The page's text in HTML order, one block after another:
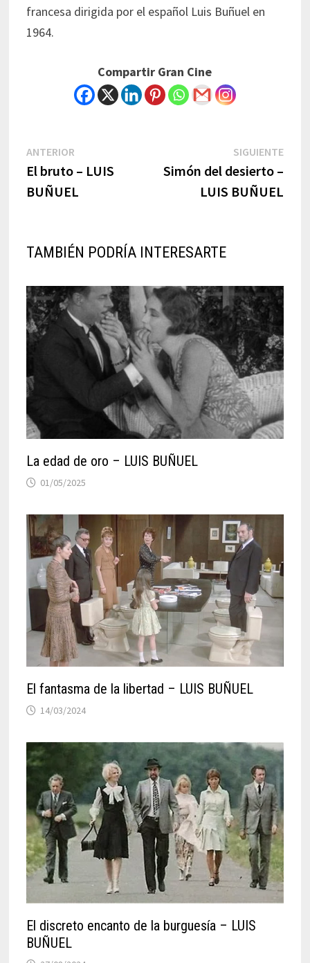
francesa dirigida por el español Luis Buñuel en
1964.
Compartir Gran Cine
Navegación
de
ANTERIOR
post:
El bruto – LUIS
BUÑUEL
SIGUIENTENext
post:
Simón del desierto –
LUIS BUÑUEL
TAMBIÉN PODRÍA INTERESARTE
La edad de oro – LUIS BUÑUEL
01/05/2025
El fantasma de la libertad – LUIS BUÑUEL
14/03/2024
El discreto encanto de la burguesía – LUIS
BUÑUEL